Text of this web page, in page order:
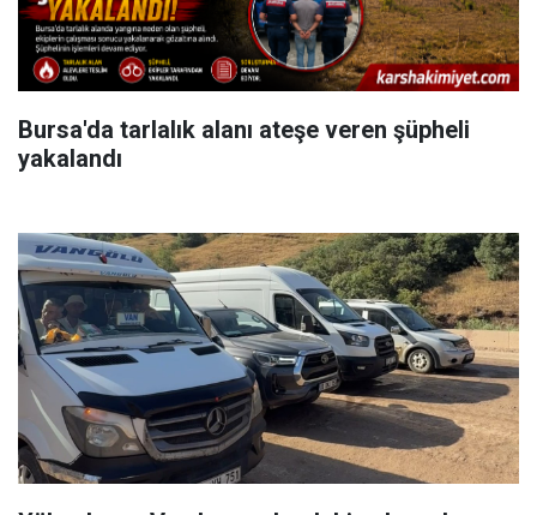
Bursa'da tarlalık alanı ateşe veren şüpheli
yakalandı